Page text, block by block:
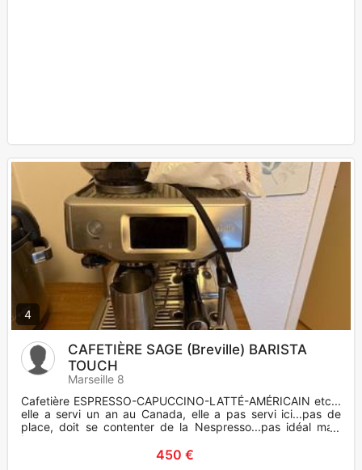
4
CAFETIÈRE SAGE (Breville) BARISTA
TOUCH
Marseille 8
Cafetière ESPRESSO-CAPUCCINO-LATTÉ-AMÉRICAIN etc...
elle a servi un an au Canada, elle a pas servi ici...pas de
place, doit se contenter de la Nespresso...pas idéal mais
bon...c p
450 €